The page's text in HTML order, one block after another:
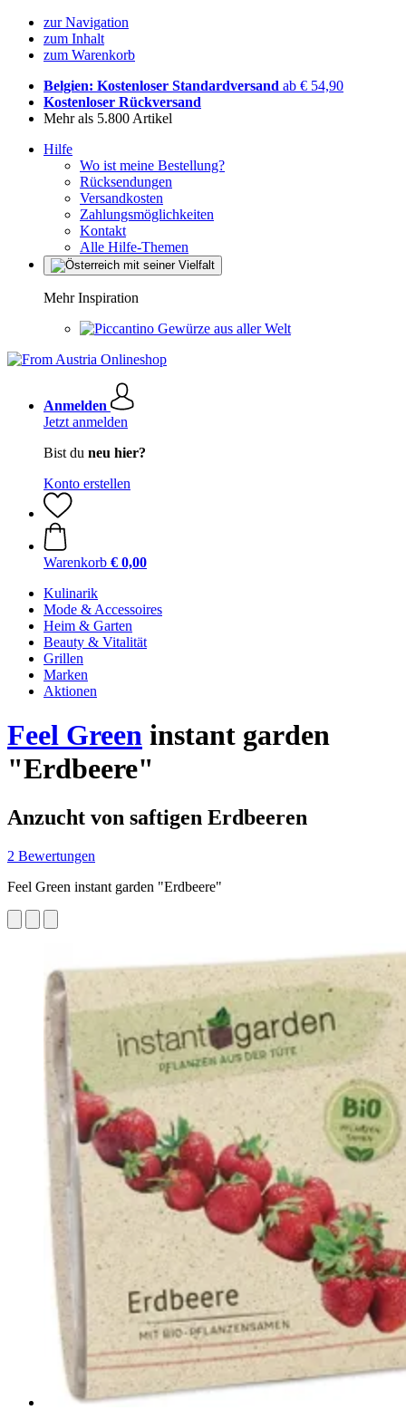
zur Navigation
zum Inhalt
zum Warenkorb
Belgien: Kostenloser Standardversand ab € 54,90
Kostenloser Rückversand
Mehr als 5.800 Artikel
Hilfe
Wo ist meine Bestellung?
Rücksendungen
Versandkosten
Zahlungsmöglichkeiten
Kontakt
Alle Hilfe-Themen
Mehr Inspiration
Gewürze aus aller Welt
Anmelden
Jetzt anmelden
Bist du neu hier?
Konto erstellen
Warenkorb € 0,00
Kulinarik
Mode & Accessoires
Heim & Garten
Beauty & Vitalität
Grillen
Marken
Aktionen
Feel Green instant garden
"Erdbeere"
Anzucht von saftigen Erdbeeren
2 Bewertungen
Feel Green instant garden "Erdbeere"